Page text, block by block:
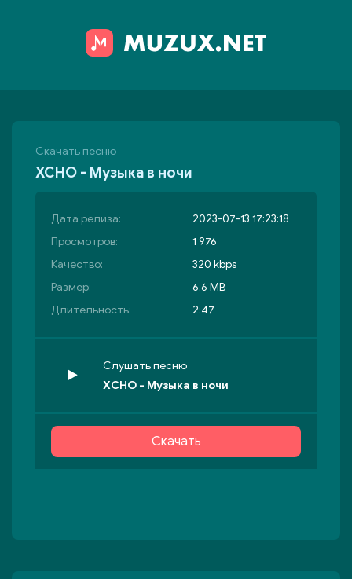
Скачать песню
XCHO - Музыка в ночи
Дата релиза:
2023-07-13 17:23:18
Просмотров:
1 976
Качество:
320 kbps
Размер:
6.6 MB
Длительность:
2:47
Слушать песню
XCHO - Музыка в ночи
Скачать